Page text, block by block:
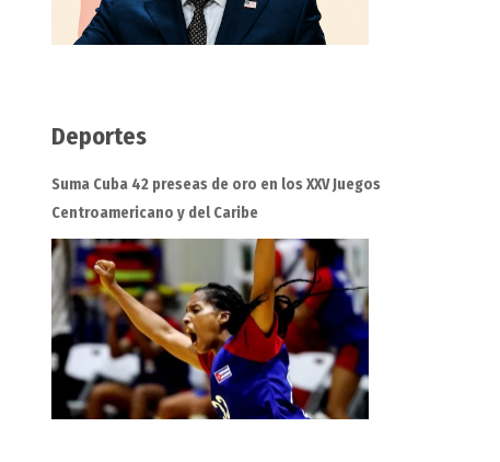
Deportes
Suma Cuba 42 preseas de oro en los XXV Juegos
Centroamericano y del Caribe